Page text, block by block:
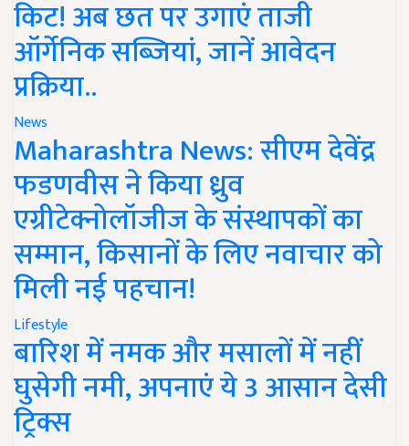
किट! अब छत पर उगाएं ताजी
ऑर्गेनिक सब्जियां, जानें आवेदन
प्रक्रिया..
News
Maharashtra News: सीएम देवेंद्र
फडणवीस ने किया ध्रुव
एग्रीटेक्नोलॉजीज के संस्थापकों का
सम्मान, किसानों के लिए नवाचार को
मिली नई पहचान!
Lifestyle
बारिश में नमक और मसालों में नहीं
घुसेगी नमी, अपनाएं ये 3 आसान देसी
ट्रिक्स